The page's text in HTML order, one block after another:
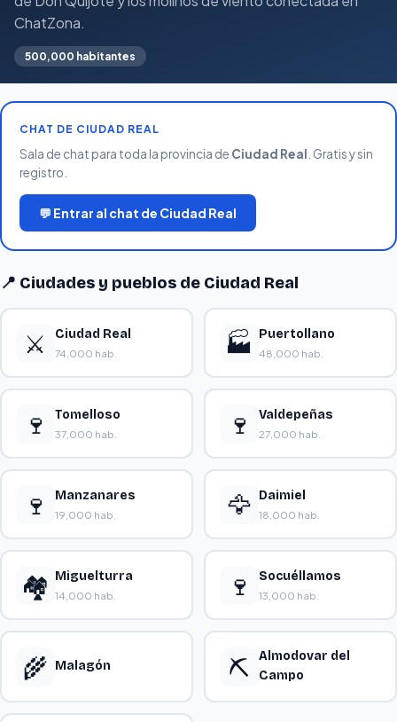
ChatZona.
500,000 habitantes
CHAT DE CIUDAD REAL
Sala de chat para toda la provincia de Ciudad Real . Gratis y sin
registro.
💬 Entrar al chat de Ciudad Real
📍 Ciudades y pueblos de Ciudad Real
⚔️ Ciudad Real
74,000 hab. 🏭 Puertollano
48,000 hab.
🍷 Tomelloso
37,000 hab. 🍷 Valdepeñas
27,000 hab.
🍷 Manzanares
19,000 hab. 🦅 Daimiel
18,000 hab.
🏘️ Miguelturra
14,000 hab. 🍷 Socuéllamos
13,000 hab.
🌾 Malagón ⛏️
Almodovar del
Campo